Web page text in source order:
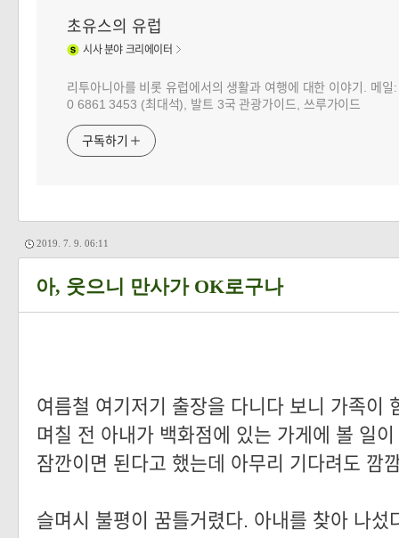
초유스의 유럽
시사분야 크리에이터
리투아니아를 비롯 유럽에서의 생활과 여행에 대한 이야기. 메
0 6861 3453 (최대석), 발트 3국 관광가이드, 쓰루가이드
구독하기
2019. 7. 9. 06:11
아, 웃으니 만사가 OK로구나
여름철 여기저기 출장을 다니다 보니 가족이
며칠 전 아내가 백화점에 있는 가게에 볼 일
잠깐이면 된다고 했는데 아무리 기다려도 깜
슬며시 불평이 꿈틀거렸다. 아내를 찾아 나섰